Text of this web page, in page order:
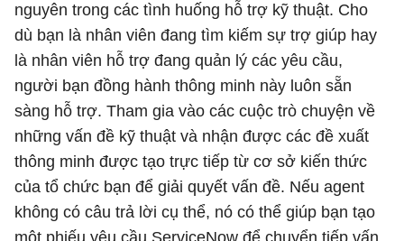
nguyên trong các tình huống hỗ trợ kỹ thuật. Cho
dù bạn là nhân viên đang tìm kiếm sự trợ giúp hay
là nhân viên hỗ trợ đang quản lý các yêu cầu,
người bạn đồng hành thông minh này luôn sẵn
sàng hỗ trợ. Tham gia vào các cuộc trò chuyện về
những vấn đề kỹ thuật và nhận được các đề xuất
thông minh được tạo trực tiếp từ cơ sở kiến ​​thức
của tổ chức bạn để giải quyết vấn đề. Nếu agent
không có câu trả lời cụ thể, nó có thể giúp bạn tạo
một phiếu yêu cầu ServiceNow để chuyển tiếp vấn